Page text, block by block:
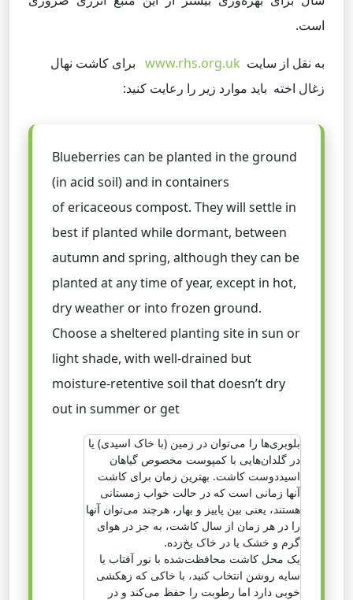
است.
به نقل از سایت
برای کاشت نهال
زغال اخته باید موارد زیر را رعایت کنید:
Blueberries can be planted in the ground
(in acid soil) and in containers
of ericaceous compost. They will settle in
best if planted while dormant, between
autumn and spring, although they can be
planted at any time of year, except in hot,
dry weather or into frozen ground.
Choose a sheltered planting site in sun or
light shade, with well-drained but
moisture-retentive soil that doesn’t dry
out in summer or get
بلوبری‌ها را می‌توان در زمین (با خاک اسیدی) یا
در گلدان‌هایی با کمپوست مخصوص گیاهان
اسیددوست کاشت. بهترین زمان برای کاشت
آنها زمانی است که در حالت خواب زمستانی
هستند، یعنی بین پاییز و بهار، هرچند می‌توان آنها
را در هر زمان از سال کاشت، به جز در هوای
گرم و خشک یا در خاک یخ‌زده.
یک محل کاشت محافظت‌شده با نور آفتاب یا
سایه روشن انتخاب کنید، با خاکی که زهکشی
خوبی دارد اما رطوبت را حفظ می‌کند و در